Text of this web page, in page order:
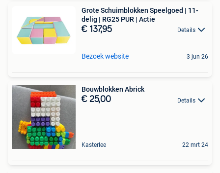
Grote Schuimblokken Speelgoed | 11-
delig | RG25 PUR | Actie
€ 137,95 Details
Bezoek website 3 jun 26
Bouwblokken Abrick
€ 25,00 Details
Kasterlee 22 mrt 24